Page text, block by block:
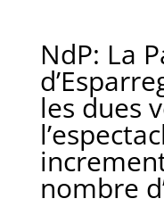
NdP: La
les dues
nombre